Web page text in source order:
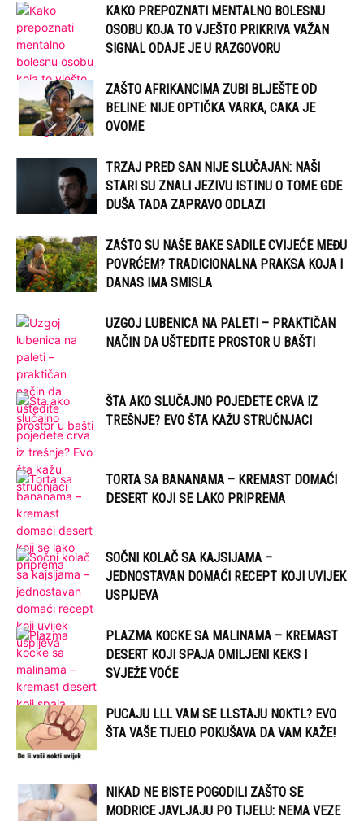
KAKO PREPOZNATI MENTALNO BOLESNU
OSOBU KOJA TO VJEŠTO PRIKRIVA VAŽAN
SIGNAL ODAJE JE U RAZGOVORU
ZAŠTO AFRIKANCIMA ZUBI BLJEŠTE OD
BELINE: NIJE OPTIČKA VARKA, CAKA JE
OVOME
TRZAJ PRED SAN NIJE SLUČAJAN: NAŠI
STARI SU ZNALI JEZIVU ISTINU O TOME GDE
DUŠA TADA ZAPRAVO ODLAZI
ZAŠTO SU NAŠE BAKE SADILE CVIJEĆE MEĐU
POVRĆEM? TRADICIONALNA PRAKSA KOJA I
DANAS IMA SMISLA
UZGOJ LUBENICA NA PALETI – PRAKTIČAN
NAČIN DA UŠTEDITE PROSTOR U BAŠTI
ŠTA AKO SLUČAJNO POJEDETE CRVA IZ
TREŠNJE? EVO ŠTA KAŽU STRUČNJACI
TORTA SA BANANAMA – KREMAST DOMAĆI
DESERT KOJI SE LAKO PRIPREMA
SOČNI KOLAČ SA KAJSIJAMA –
JEDNOSTAVAN DOMAĆI RECEPT KOJI UVIJEK
USPIJEVA
PLAZMA KOCKE SA MALINAMA – KREMAST
DESERT KOJI SPAJA OMILJENI KEKS I
SVJEŽE VOĆE
PUCAJU LLL VAM SE LLSTAJU N0KTL? EVO
ŠTA VAŠE TIJELO POKUŠAVA DA VAM KAŽE!
NIKAD NE BISTE POGODILI ZAŠTO SE
MODRICE JAVLJAJU PO TIJELU: NEMA VEZE